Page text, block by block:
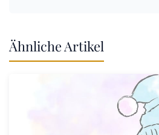
Ähnliche Artikel